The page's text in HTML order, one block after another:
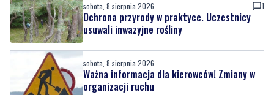
sobota, 8 sierpnia 2026 1
Ochrona przyrody w praktyce. Uczestnicy
usuwali inwazyjne rośliny
sobota, 8 sierpnia 2026
Ważna informacja dla kierowców! Zmiany w
organizacji ruchu